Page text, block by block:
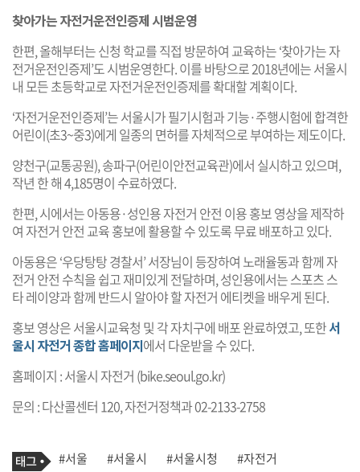
찾아가는 자전거운전인증제 시범운영
한편, 올해부터는 신청 학교를 직접 방문하여 교육하는 ‘찾아가는 자
전거운전인증제’도 시범운영한다. 이를 바탕으로 2018년에는 서울시
내 모든 초등학교로 자전거운전인증제를 확대할 계획이다.
‘자전거운전인증제’는 서울시가 필기시험과 기능·주행시험에 합격한
어린이(초3~중3)에게 일종의 면허를 자체적으로 부여하는 제도이다.
양천구(교통공원), 송파구(어린이안전교육관)에서 실시하고 있으며,
작년 한 해 4,185명이 수료하였다.
한편, 시에서는 아동용·성인용 자전거 안전 이용 홍보 영상을 제작하
여 자전거 안전 교육 홍보에 활용할 수 있도록 무료 배포하고 있다.
아동용은 ‘우당탕탕 경찰서’ 서장님이 등장하여 노래율동과 함께 자
전거 안전 수칙을 쉽고 재미있게 전달하며, 성인용에서는 스포츠 스
타 레이양과 함께 반드시 알아야 할 자전거 에티켓을 배우게 된다.
홍보 영상은 서울시교육청 및 각 자치구에 배포 완료하였고, 또한서
울시 자전거 종합 홈페이지에서 다운받을 수 있다.
홈페이지 : 서울시 자전거 (bike.seoul.go.kr)
문의 : 다산콜센터 120, 자전거정책과 02-2133-2758
기
사
태 #서울 #서울시 #서울시청
#자전거